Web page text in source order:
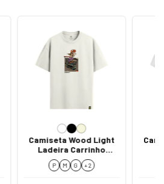
Camiseta Wood Light
Ladeira Carrinho
Mercado
P M G + 2